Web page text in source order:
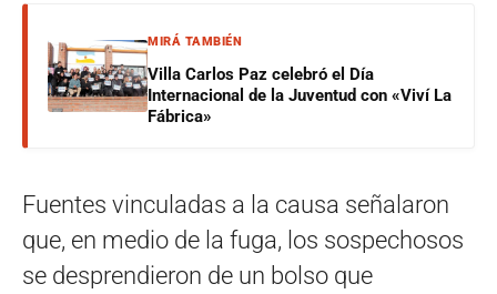
MIRÁ TAMBIÉN
Villa Carlos Paz celebró el Día
Internacional de la Juventud con «Viví La
Fábrica»
Fuentes vinculadas a la causa señalaron
que, en medio de la fuga, los sospechosos
se desprendieron de un bolso que